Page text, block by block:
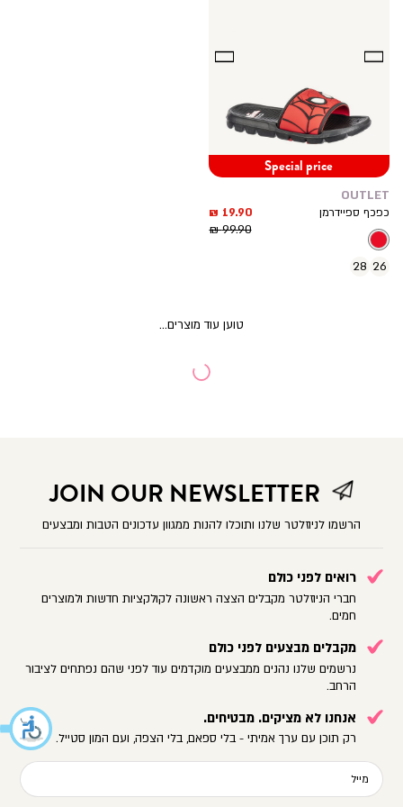
Special price
OUTLET
כפכף ספיידרמן
מחיר
מוצר
19.90 ₪
מחיר
99.90 ₪
26
28
JOIN OUR NEWSLETTER
הרשמו לניוזלטר שלנו ותוכלו להנות ממגוון עדכונים הטבות ומבצעים
רואים לפני כולם
חברי הניוזלטר מקבלים הצצה ראשונה לקולקציות חדשות ולמוצרים
חמים.
מקבלים מבצעים לפני כולם
נרשמים שלנו נהנים ממבצעים מוקדמים עוד לפני שהם נפתחים לציבור
הרחב.
אנחנו לא מציקים. מבטיחים.
רק תוכן עם ערך אמיתי - בלי ספאם, בלי הצפה, ועם המון סטייל.
מייל